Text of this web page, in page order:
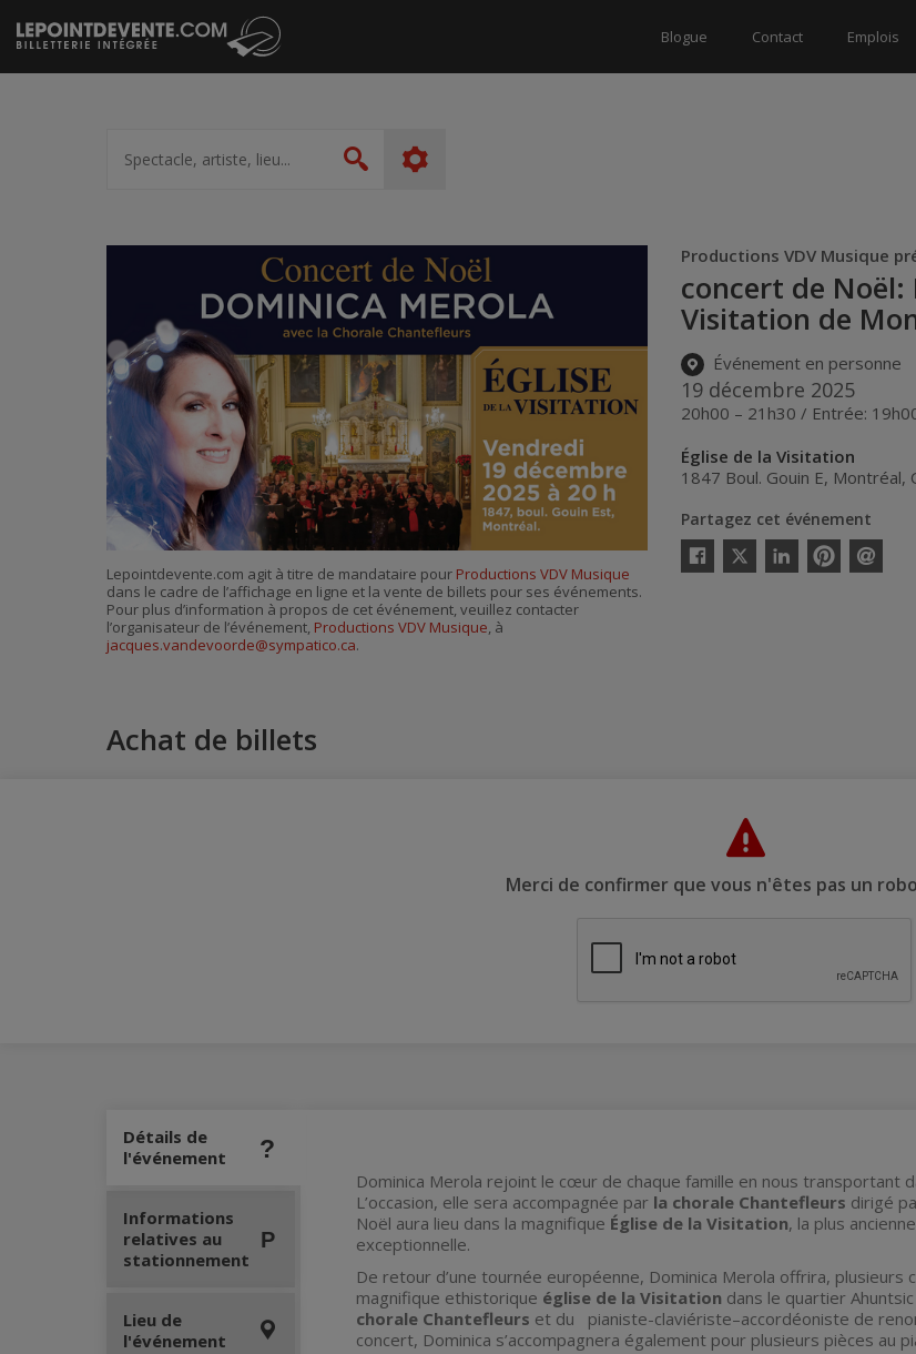
Passer
au
contenu
Blogue Contact Emplois
artiste,
lieu...
Rechercher
Productions VDV Musique
concert de
Visitation de
Événement en personne
19 décembre 2025
20h00 – 21h30 / Entrée:
Église de la Visitation
1847 Boul. Gouin E, Montréal,
Partagez cet événement
Facebook
Twitter
LinkedinPinterestEnvoyer
Lepointdevente.com agit à titre de mandataire pour Productions VDV Musique
dans le cadre de l’affichage en ligne et la vente de billets pour ses événements.
Pour plus d’information à propos de cet événement, veuillez contacter
l’organisateur de l’événement, Productions VDV Musique, à
jacques.vandevoorde@sympatico.ca.
Achat de billets
Merci de confirmer que vous n'êtes pas un
Détails de
l'événement
Dominica Merola rejoint le cœur de chaque famille en nous transportant
L’occasion, elle sera accompagnée par la chorale Chantefleurs dirigé
Noël aura lieu dans la magnifique Église de la Visitation, la plus
exceptionnelle.
De retour d’une tournée européenne, Dominica Merola offrira, plusieurs
magnifique ethistorique église de la Visitation dans le quartier
chorale Chantefleurs et du pianiste-claviériste–accordéoniste de
concert, Dominica s’accompagnera également pour plusieurs pièces au
Informations
relatives au
stationnement
Lieu de
l'événement